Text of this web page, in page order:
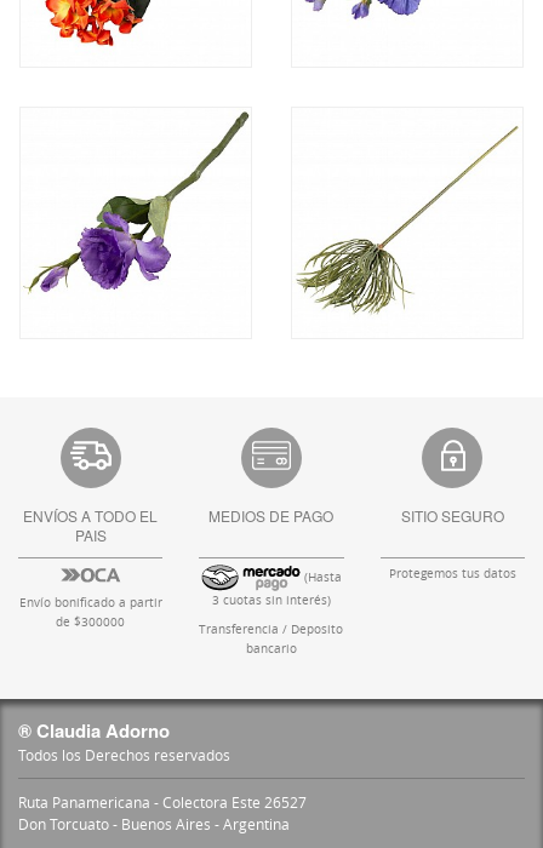
ENVÍOS A TODO EL
PAIS
Envío bonificado a partir
de $300000
MEDIOS DE PAGO
(Hasta
3 cuotas sin interés)
Transferencia / Deposito
bancario
SITIO SEGURO
Protegemos tus datos
® Claudia Adorno
Todos los Derechos reservados
Ruta Panamericana - Colectora Este 26527
Don Torcuato - Buenos Aires - Argentina